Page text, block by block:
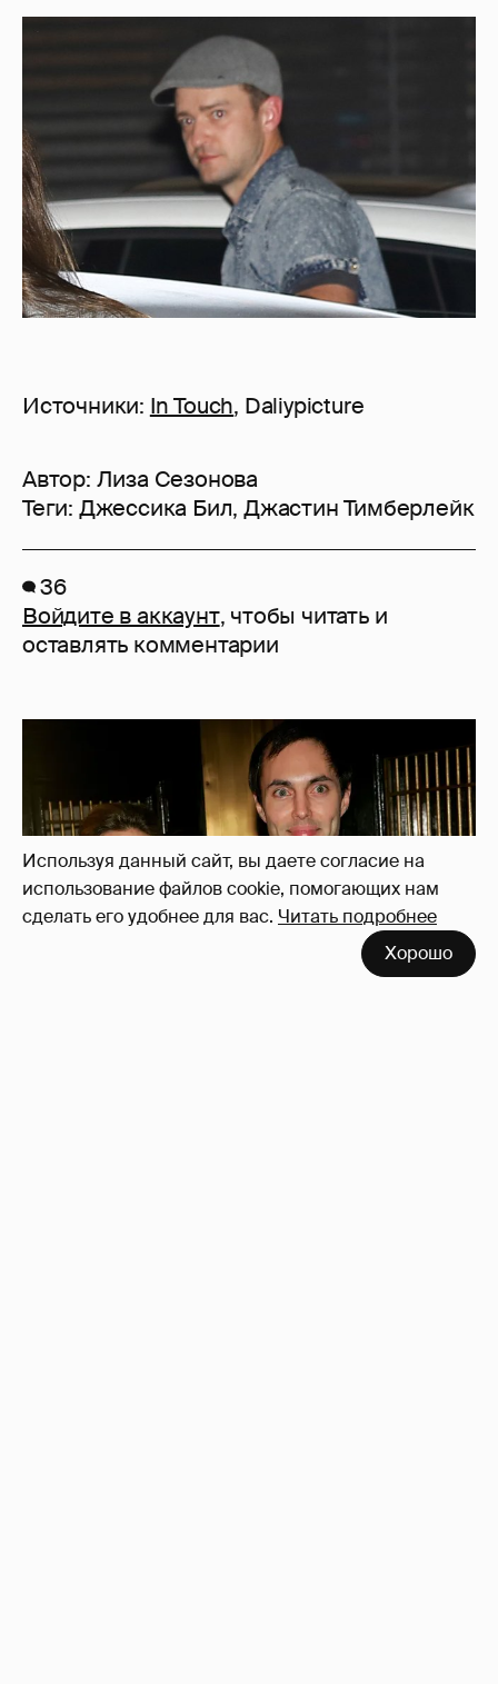
Используя данный сайт, вы даете согласие на
использование файлов cookie, помогающих нам
сделать его удобнее для вас. Читать подробнее
Хорошо
Источники: In Touch, Daliypicture
Автор: Лиза Сезонова
Теги: Джессика Бил,Джастин Тимберлейк
36
Войдите в аккаунт, чтобы читать и
оставлять комментарии